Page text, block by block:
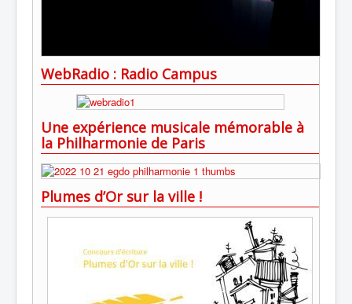
WebRadio : Radio Campus
Une expérience musicale mémorable à
la Philharmonie de Paris
Plumes d’Or sur la ville !